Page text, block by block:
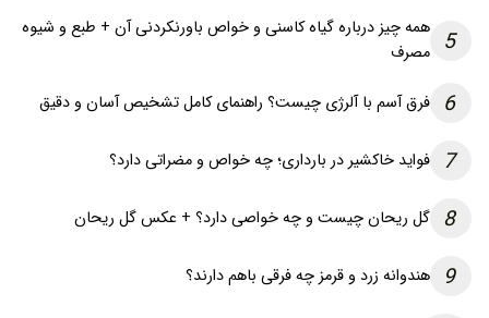
5
همه چیز درباره گیاه کاسنی و خواص باورنکردنی آن + طبع و شیوه
مصرف
6 فرق آسم با آلرژی چیست؟ راهنمای کامل تشخیص آسان و دقیق
7 فواید خاکشیر در بارداری؛ چه خواص و مضراتی دارد؟
8 گل ریحان چیست و چه خواصی دارد؟ + عکس گل ریحان
9 هندوانه زرد و قرمز چه فرقی باهم دارند؟